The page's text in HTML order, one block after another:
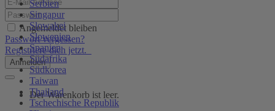
Serbien
Singapur
Slowakei
Slowenien
Spanien
Südafrika
Südkorea
Taiwan
Thailand
Tschechische Republik
Angemeldet bleiben
Passwort vergessen?
Registriere dich jetzt.
Anmelden
Der Warenkorb ist leer.